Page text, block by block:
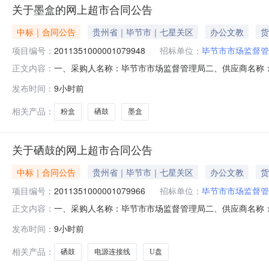
关于墨盒的网上超市合同公告
中标｜合同公告 贵州省｜毕节市｜七星关区 办公文教
项目编号： 2011351000001079948 招标单位： 毕节市市场监督
正文内容： 一、采购人名称：毕节市市场监督管理局二、供应商名
iP2780、iP2788、MP236、MP288）佳能/CanonPG-
发布时间： 9小时前
相关产品：
粉盒 硒鼓 墨盒
关于硒鼓的网上超市合同公告
中标｜合同公告 贵州省｜毕节市｜七星关区 办公文教
项目编号： 2011351000001079966 招标单位： 毕节市市场监督
正文内容： 一、采购人名称：毕节市市场监督管理局二、供应商名
图/PantumCTL-1150HC,个1.002602602奔图CTL-
发布时间： 9小时前
相关产品：
硒鼓 电源连接线 U盘